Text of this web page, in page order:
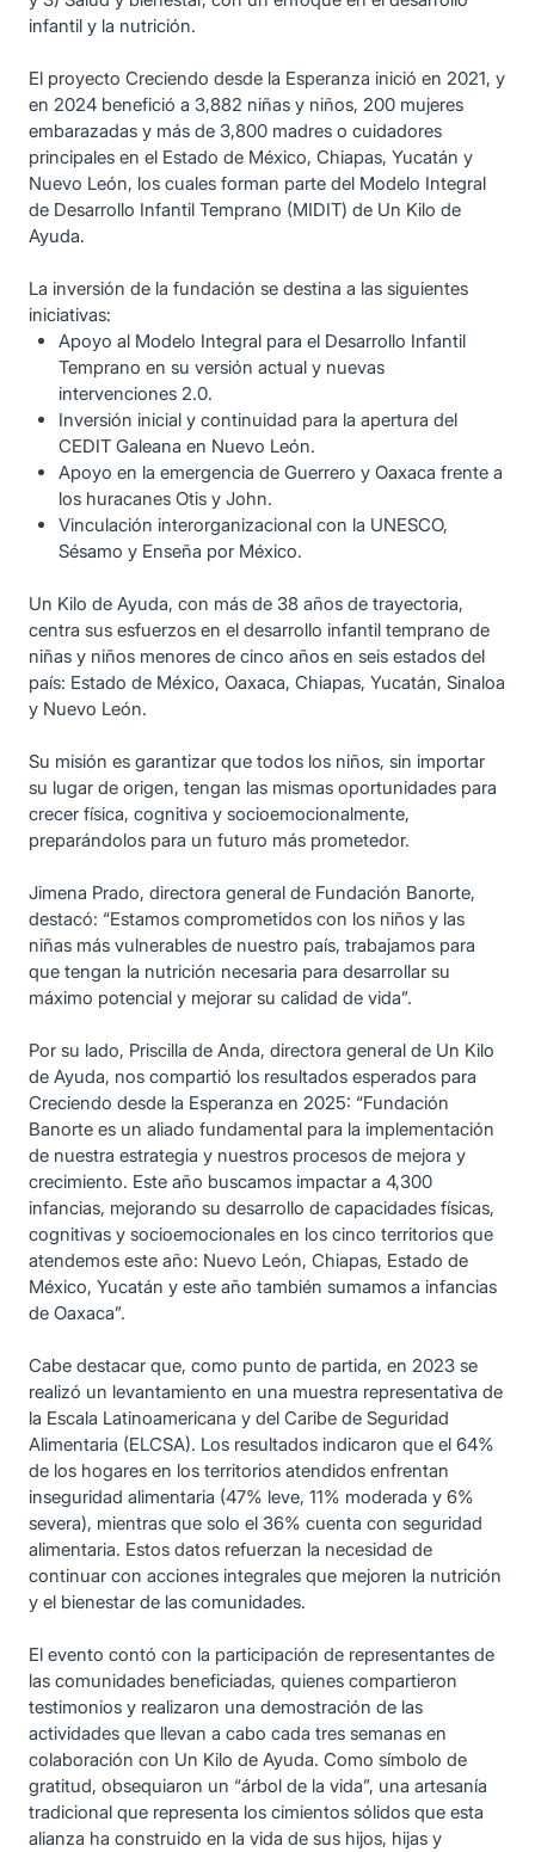
infantil y la nutrición.
El proyecto Creciendo desde la Esperanza inició en 2021, y
en 2024 benefició a 3,882 niñas y niños, 200 mujeres
embarazadas y más de 3,800 madres o cuidadores
principales en el Estado de México, Chiapas, Yucatán y
Nuevo León, los cuales forman parte del Modelo Integral
de Desarrollo Infantil Temprano (MIDIT) de Un Kilo de
Ayuda.
La inversión de la fundación se destina a las siguientes
iniciativas:
Apoyo al Modelo Integral para el Desarrollo Infantil
Temprano en su versión actual y nuevas
intervenciones 2.0.
Inversión inicial y continuidad para la apertura del
CEDIT Galeana en Nuevo León.
Apoyo en la emergencia de Guerrero y Oaxaca frente a
los huracanes Otis y John.
Vinculación interorganizacional con la UNESCO,
Sésamo y Enseña por México.
Un Kilo de Ayuda, con más de 38 años de trayectoria,
centra sus esfuerzos en el desarrollo infantil temprano de
niñas y niños menores de cinco años en seis estados del
país: Estado de México, Oaxaca, Chiapas, Yucatán, Sinaloa
y Nuevo León.
Su misión es garantizar que todos los niños, sin importar
su lugar de origen, tengan las mismas oportunidades para
crecer física, cognitiva y socioemocionalmente,
preparándolos para un futuro más prometedor.
Jimena Prado, directora general de Fundación Banorte,
destacó: “Estamos comprometidos con los niños y las
niñas más vulnerables de nuestro país, trabajamos para
que tengan la nutrición necesaria para desarrollar su
máximo potencial y mejorar su calidad de vida”.
Por su lado, Priscilla de Anda, directora general de Un Kilo
de Ayuda, nos compartió los resultados esperados para
Creciendo desde la Esperanza en 2025: “Fundación
Banorte es un aliado fundamental para la implementación
de nuestra estrategia y nuestros procesos de mejora y
crecimiento. Este año buscamos impactar a 4,300
infancias, mejorando su desarrollo de capacidades físicas,
cognitivas y socioemocionales en los cinco territorios que
atendemos este año: Nuevo León, Chiapas, Estado de
México, Yucatán y este año también sumamos a infancias
de Oaxaca”.
Cabe destacar que, como punto de partida, en 2023 se
realizó un levantamiento en una muestra representativa de
la Escala Latinoamericana y del Caribe de Seguridad
Alimentaria (ELCSA). Los resultados indicaron que el 64%
de los hogares en los territorios atendidos enfrentan
inseguridad alimentaria (47% leve, 11% moderada y 6%
severa), mientras que solo el 36% cuenta con seguridad
alimentaria. Estos datos refuerzan la necesidad de
continuar con acciones integrales que mejoren la nutrición
y el bienestar de las comunidades.
El evento contó con la participación de representantes de
las comunidades beneficiadas, quienes compartieron
testimonios y realizaron una demostración de las
actividades que llevan a cabo cada tres semanas en
colaboración con Un Kilo de Ayuda. Como símbolo de
gratitud, obsequiaron un “árbol de la vida”, una artesanía
tradicional que representa los cimientos sólidos que esta
alianza ha construido en la vida de sus hijos, hijas y